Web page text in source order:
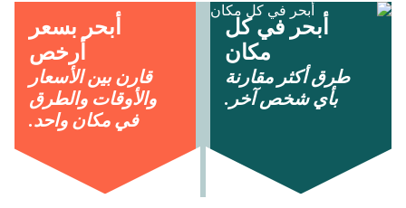
أبحر في كل
مكان
طرق أكثر مقارنة
بأي شخص آخر.
أبحر بسعر
أرخص
قارن بين الأسعار
والأوقات والطرق
في مكان واحد.